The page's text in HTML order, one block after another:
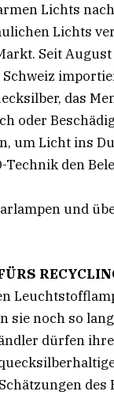
Lichts
Lichts
Seit
das
oder
um Licht ins
Technik den
und
sie noch so
dürfen
des